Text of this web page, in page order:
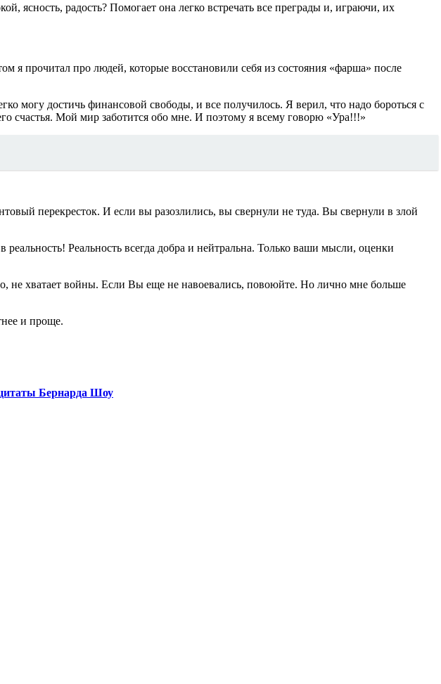
ясность, радость? Помогает она легко встречать все преграды и, играючи, их
я прочитал про людей, которые восстановили себя из состояния «фарша» после
могу достичь финансовой свободы, и все получилось. Я верил, что надо бороться с
Мой мир заботится обо мне. И поэтому я всему говорю «Ура!!!»
перекресток. И если вы разозлились, вы свернули не туда. Вы свернули в злой
Реальность всегда добра и нейтральна. Только ваши мысли, оценки
не хватает войны. Если Вы еще не навоевались, повоюйте. Но лично мне больше
и проще.
цитаты Бернарда Шоу